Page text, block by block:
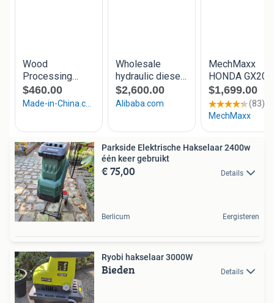
Parkside Elektrische Hakselaar 2400w
één keer gebruikt
€ 75,00 Details
Berlicum Eergisteren
Ryobi hakselaar 3000W
Bieden Details